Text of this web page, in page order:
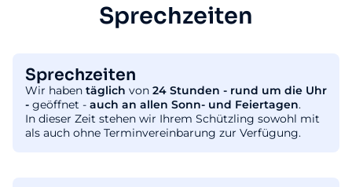
Sprechzeiten
Sprechzeiten
Wir haben täglich von 24 Stunden - rund um die Uhr
- geöffnet - auch an allen Sonn- und Feiertagen.
In dieser Zeit stehen wir Ihrem Schützling sowohl mit
als auch ohne Terminvereinbarung zur Verfügung.